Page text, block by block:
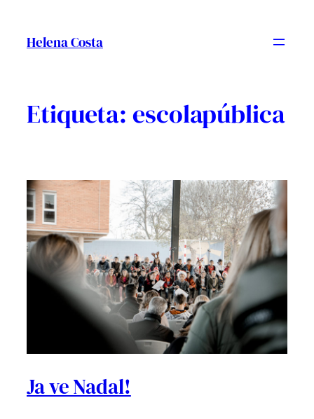
contingut
Helena Costa
Etiqueta: escolapública
Ja ve Nadal!